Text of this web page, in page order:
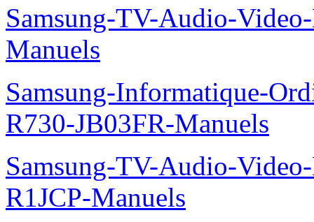
Samsung-TV-Audio-
Manuels
Samsung-Informatique-
R730-JB03FR-Manuels
Samsung-TV-Audio-
R1JCP-Manuels